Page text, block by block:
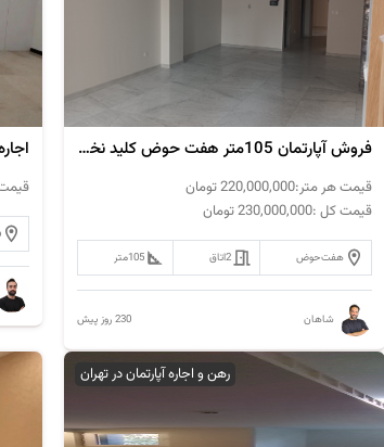
فروش آپارتمان 105متر هفت حوض کلید نخورده
قیمت هر متر:220,000,000تومان
قیمت کل :230,000,000تومان
هفت‌حوض 2اتاق 105متر
شاهان 230 روز پیش
اجاره
رهن و اجاره آپارتمان در تهران